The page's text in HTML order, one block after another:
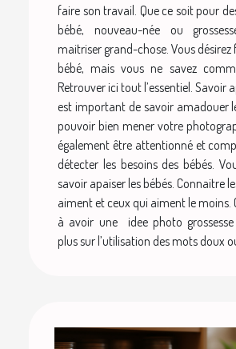
faire son travail. Que ce soit pour
bébé, nouveau-née ou
maitriser grand-chose. Vous
bébé, mais vous ne savez
Retrouver ici tout l’essentiel. Savoir
est important de savoir amadouer
pouvoir bien mener votre
également être attentionné et
détecter les besoins des bébés.
savoir apaiser les bébés. Connaitre
aiment et ceux qui aiment le moins.
à avoir une idee photo grossesse
plus sur l’utilisation des mots doux ou